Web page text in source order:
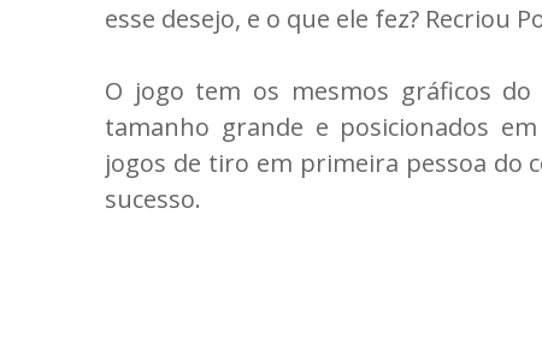
esse desejo, e o que ele fez? Recriou
O jogo tem os mesmos gráficos
tamanho grande e posicionados
jogos de tiro em primeira pessoa do
sucesso.